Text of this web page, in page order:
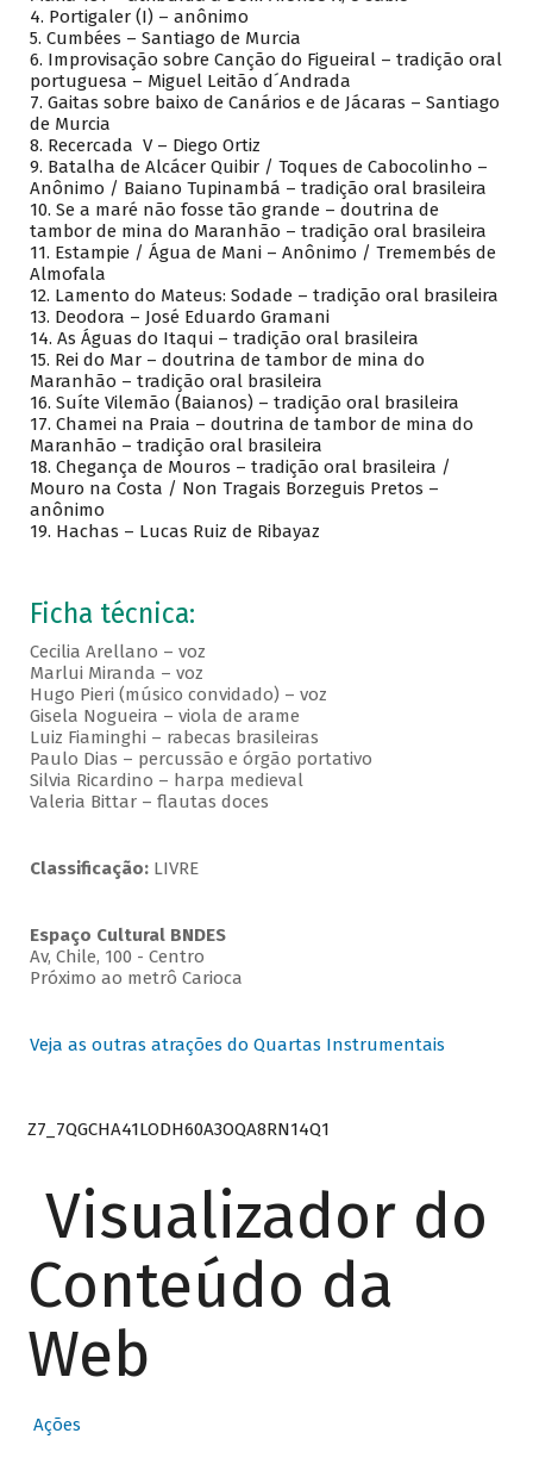
4. Portigaler (I) – anônimo
5. Cumbées – Santiago de Murcia
6. Improvisação sobre Canção do Figueiral – tradição oral
portuguesa – Miguel Leitão d´Andrada
7. Gaitas sobre baixo de Canários e de Jácaras – Santiago
de Murcia
8. Recercada V – Diego Ortiz
9. Batalha de Alcácer Quibir / Toques de Cabocolinho –
Anônimo / Baiano Tupinambá – tradição oral brasileira
10. Se a maré não fosse tão grande – doutrina de
tambor de mina do Maranhão – tradição oral brasileira
11. Estampie / Água de Mani – Anônimo / Tremembés de
Almofala
12. Lamento do Mateus: Sodade – tradição oral brasileira
13. Deodora – José Eduardo Gramani
14. As Águas do Itaqui – tradição oral brasileira
15. Rei do Mar – doutrina de tambor de mina do
Maranhão – tradição oral brasileira
16. Suíte Vilemão (Baianos) – tradição oral brasileira
17. Chamei na Praia – doutrina de tambor de mina do
Maranhão – tradição oral brasileira
18. Chegança de Mouros – tradição oral brasileira /
Mouro na Costa / Non Tragais Borzeguis Pretos –
anônimo
19. Hachas – Lucas Ruiz de Ribayaz
Ficha técnica:
Cecilia Arellano – voz
Marlui Miranda – voz
Hugo Pieri (músico convidado) – voz
Gisela Nogueira – viola de arame
Luiz Fiaminghi – rabecas brasileiras
Paulo Dias – percussão e órgão portativo
Silvia Ricardino – harpa medieval
Valeria Bittar – flautas doces
Classificação:LIVRE
Espaço Cultural BNDES
Av, Chile, 100 - Centro
Próximo ao metrô Carioca
Veja as outras atrações do Quartas Instrumentais
Z7_7QGCHA41LODH60A3OQA8RN14Q1
Visualizador do
Conteúdo da
Web
Ações